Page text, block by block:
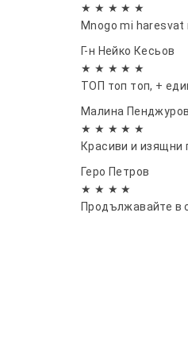
★ ★ ★ ★ ★
Mnogo mi
Г-н Нейко Кесьов
★ ★ ★ ★ ★
ТОП топ топ, +
Малина
★ ★ ★ ★ ★
Красиви и изящни
Геро Петров
★ ★ ★ ★
Продължавайте в